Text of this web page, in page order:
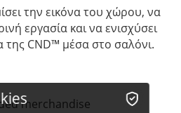
την εικόνα του χώρου, να
εργασία και να ενισχύσει
CND™ μέσα στο σαλόνι.
merchandise